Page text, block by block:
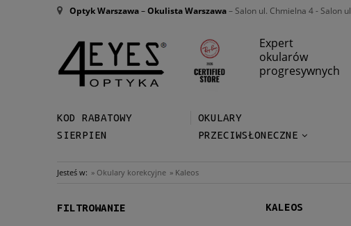
Optyk Warszawa–Okulista Warszawa– Salon ul. Chmielna 4 - Salon
Expert
okularów
progresywnych
KOD RABATOWY
SIERPIEN
OKULARY
PRZECIWSŁONECZNE
Jesteś w: » Okulary korekcyjne » Kaleos
FILTROWANIE KALEOS